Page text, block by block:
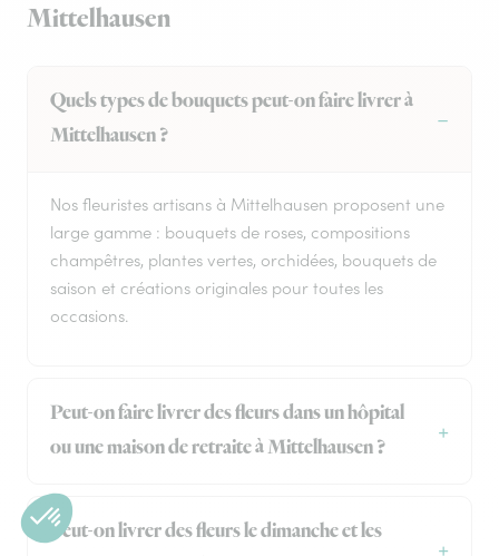
Mittelhausen
Quels types de bouquets peut-on faire livrer à
Mittelhausen ?
Nos fleuristes artisans à Mittelhausen proposent une
large gamme : bouquets de roses, compositions
champêtres, plantes vertes, orchidées, bouquets de
saison et créations originales pour toutes les
occasions.
Peut-on faire livrer des fleurs dans un hôpital
ou une maison de retraite à Mittelhausen ?
Peut-on livrer des fleurs le dimanche et les